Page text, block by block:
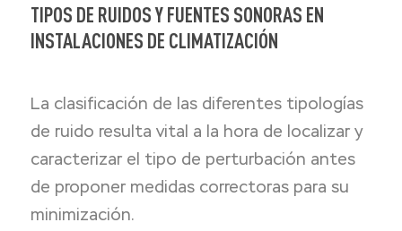
TIPOS DE RUIDOS Y FUENTES SONORAS EN
INSTALACIONES DE CLIMATIZACIÓN
La clasificación de las diferentes tipologías
de ruido resulta vital a la hora de localizar y
caracterizar el tipo de perturbación antes
de proponer medidas correctoras para su
minimización.